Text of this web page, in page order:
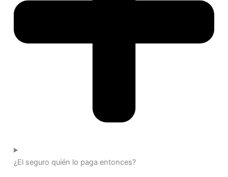
¿El seguro quién lo paga entonces?